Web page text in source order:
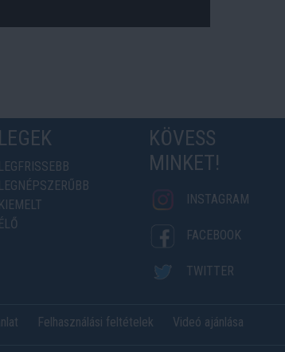
LEGEK
LEGFRISSEBB
LEGNÉPSZERŰBB
KIEMELT
ÉLŐ
KÖVESS
MINKET!
INSTAGRAM
FACEBOOK
TWITTER
Felhasználási feltételek Videó ajánlása